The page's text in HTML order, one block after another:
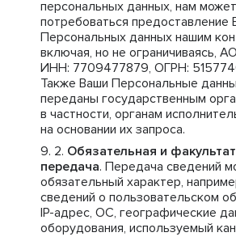
персональных данных, нам может
потребоваться предоставление
Персональных данных нашим
включая, но не ограничиваясь,
ИНН: 7709477879, ОГРН:
Также Ваши Персональные
переданы государственным
в частности, органам
на основании их запроса.
Обязательная и
передача. Передача сведений
обязательный характер,
сведений о пользовательском
IP-адрес, ОС, географические
оборудования, используемый